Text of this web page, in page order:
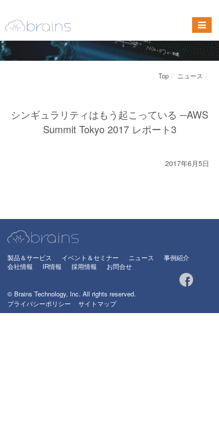
Top ニュース
シンギュラリティはもう起こっている ─AWS
Summit Tokyo 2017 レポート3
2017年6月5日
製品＆サービス イベント＆セミナー ニュース
事例紹介
会社情報
IR情報 採用情報 お問合せ
© Brains Technology, Inc. All rights reserved.
プライバシーポリシー
サイトマップ